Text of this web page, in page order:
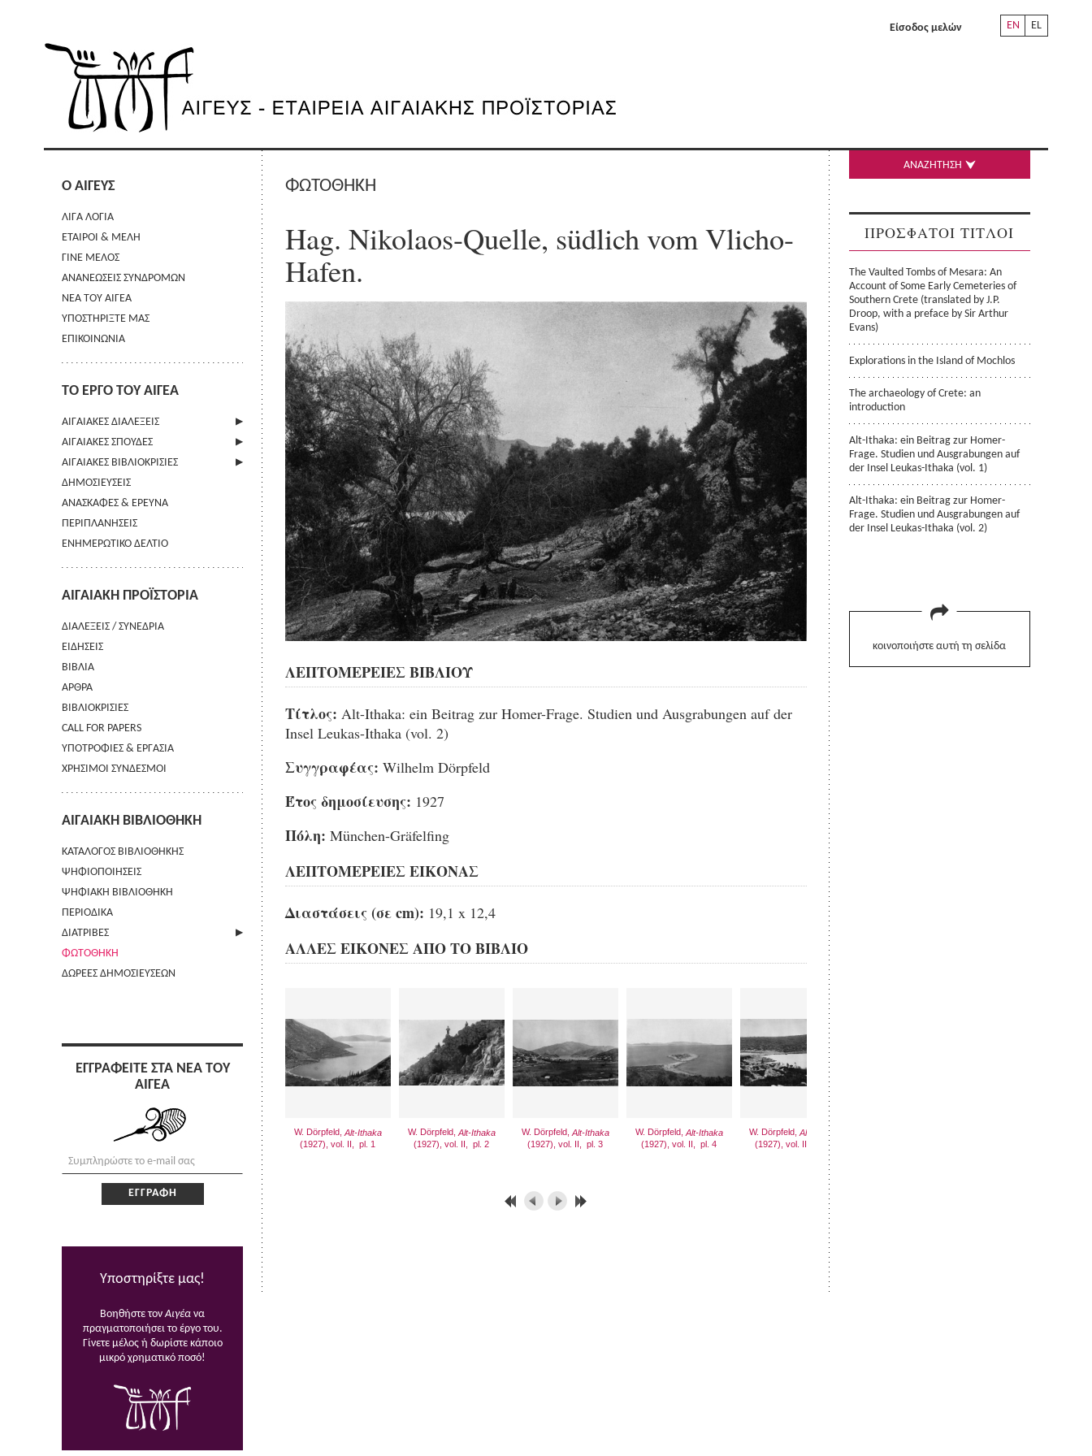
EN EL
Είσοδος μελών
Ο ΑΙΓΕΥΣ
ΛΙΓΑ ΛΟΓΙΑ
ΕΤΑΙΡΟΙ & ΜΕΛΗ
ΓΙΝΕ ΜΕΛΟΣ
ΑΝΑΝΕΩΣΕΙΣ ΣΥΝΔΡΟΜΩΝ
ΝΕΑ ΤΟΥ ΑΙΓΕΑ
ΥΠΟΣΤΗΡΙΞΤΕ ΜΑΣ
ΕΠΙΚΟΙΝΩΝΙΑ
ΤΟ ΕΡΓΟ ΤΟΥ ΑΙΓΕΑ
ΑΙΓΑΙΑΚΕΣ ΔΙΑΛΕΞΕΙΣ
ΠΛΗΡΟΦΟΡΙΕΣ
ΑΙΓΑΙΑΚΕΣ ΣΠΟΥΔΕΣ
ΠΛΗΡΟΦΟΡΙΕΣ
ΟΔΗΓΙΕΣ ΠΡΟΣ ΣΥΓΓΡΑΦΕΙΣ
ΟΡΟΙ ΧΡΗΣΗΣ
ΕΠΙΚΟΙΝΩΝΙΑ
ΑΙΓΑΙΑΚΕΣ ΒΙΒΛΙΟΚΡΙΣΙΕΣ
ΠΛΗΡΟΦΟΡΙΕΣ
ΔΗΜΟΣΙΕΥΣΕΙΣ
ΑΝΑΣΚΑΦΕΣ & ΕΡΕΥΝΑ
ΠΕΡΙΠΛΑΝΗΣΕΙΣ
ΕΝΗΜΕΡΩΤΙΚΟ ΔΕΛΤΙΟ
ΑΙΓΑΙΑΚΗ ΠΡΟΪΣΤΟΡΙΑ
ΔΙΑΛΕΞΕΙΣ / ΣΥΝΕΔΡΙΑ
ΕΙΔΗΣΕΙΣ
ΒΙΒΛΙΑ
ΑΡΘΡΑ
ΒΙΒΛΙΟΚΡΙΣΙΕΣ
CALL FOR PAPERS
ΥΠΟΤΡΟΦΙΕΣ & ΕΡΓΑΣΙΑ
ΧΡΗΣΙΜΟΙ ΣΥΝΔΕΣΜΟΙ
ΑΙΓΑΙΑΚΗ ΒΙΒΛΙΟΘΗΚΗ
ΚΑΤΑΛΟΓΟΣ ΒΙΒΛΙΟΘΗΚΗΣ
ΨΗΦΙΟΠΟΙΗΣΕΙΣ
ΨΗΦΙΑΚΗ ΒΙΒΛΙΟΘΗΚΗ
ΠΕΡΙΟΔΙΚΑ
ΔΙΑΤΡΙΒΕΣ
ΑΠΟΣΤΟΛΗ ΠΕΡΙΛΗΨΗΣ
ΦΩΤΟΘΗΚΗ
ΔΩΡΕΕΣ ΔΗΜΟΣΙΕΥΣΕΩΝ
ΕΓΓΡΑΦΕΙΤΕ ΣΤΑ ΝΕΑ ΤΟΥ
ΑΙΓΕΑ
Υποστηρίξτε μας!
Βοηθήστε τονΑιγέα να
πραγματοποιήσει το έργο του.
Γίνετε μέλος ή δωρίστε κάποιο
μικρό χρηματικό ποσό!
ΦΩΤΟΘΗΚΗ
Hag. Nikolaos-Quelle, südlich vom Vlicho-
Hafen.
ΛΕΠΤΟΜΕΡΕΙΕΣ ΒΙΒΛΙΟΥ
Τίτλος: Alt-Ithaka: ein Beitrag zur Homer-Frage. Studien und Ausgrabungen auf der
Insel Leukas-Ithaka (vol. 2)
Συγγραφέας: Wilhelm Dörpfeld
Έτος δημοσίευσης: 1927
Πόλη: München-Gräfelfing
ΛΕΠΤΟΜΕΡΕΙΕΣ ΕΙΚΟΝΑΣ
Διαστάσεις (σε cm): 19,1 x 12,4
ΑΛΛΕΣ ΕΙΚΟΝΕΣ ΑΠΟ ΤΟ ΒΙΒΛΙΟ
W. Dörpfeld, Alt-Ithaka
(1927), vol. II, pl. 1
W. Dörpfeld, Alt-Ithaka
(1927), vol. II, pl. 2
W. Dörpfeld, Alt-Ithaka
(1927), vol. II, pl. 3
W. Dörpfeld, Alt-Ithaka
(1927), vol. II, pl. 4
W. Dörpfeld, Alt-Ithaka
(1927), vol. II, pl. 5
ΑΝΑΖΗΤΗΣΗ
ΠΡΟΣΦΑΤΟΙ ΤΙΤΛΟΙ
The Vaulted Tombs of Mesara: An
Account of Some Early Cemeteries of
Southern Crete (translated by J.P.
Droop, with a preface by Sir Arthur
Evans)
Explorations in the Island of Mochlos
The archaeology of Crete: an
introduction
Alt-Ithaka: ein Beitrag zur Homer-
Frage. Studien und Ausgrabungen auf
der Insel Leukas-Ithaka (vol. 1)
Alt-Ithaka: ein Beitrag zur Homer-
Frage. Studien und Ausgrabungen auf
der Insel Leukas-Ithaka (vol. 2)
κοινοποιήστε αυτή τη σελίδα